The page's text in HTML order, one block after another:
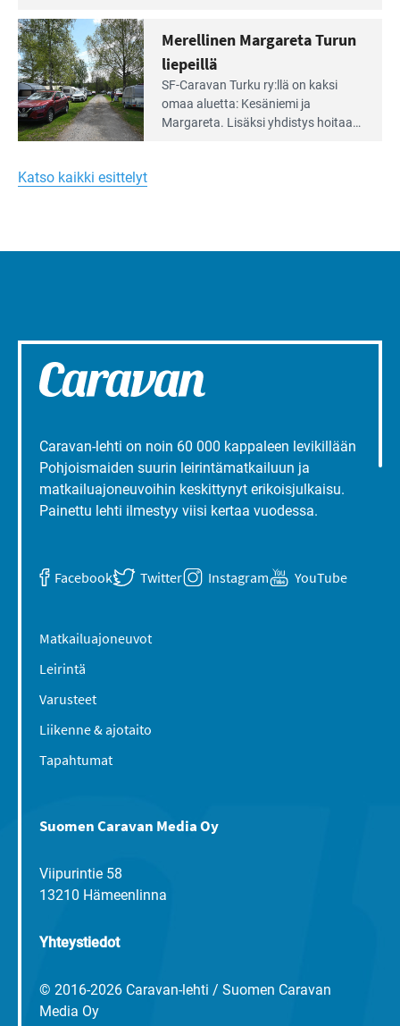
huomioivaa
yhteisöllisyyttä
kymmenen paikkaa ilman sähköä.
Lue
Leirintäoppaan
artikkeli:
Merellinen
Turun
liepeillä
Merellinen Margareta Turun
liepeillä
SF-Caravan Turku ry:llä on kaksi
omaa aluet­ta: Kesäniemi ja
Margareta. Lisäksi yhdis­tys hoitaa
Katso kaikki esittelyt
Caravan-lehti on noin 60 000 kappaleen levikillään
Pohjoismaiden suurin leirintämatkailuun ja
matkailuajoneuvoihin keskittynyt erikoisjulkaisu.
Painettu lehti ilmestyy viisi kertaa vuodessa.
Facebook Twitter Instagram YouTube
Matkailuajoneuvot
Leirintä
Varusteet
Liikenne & ajotaito
Tapahtumat
Suomen Caravan Media Oy
Viipurintie 58
13210 Hämeenlinna
Yhteystiedot
© 2016-2026 Caravan-lehti / Suomen Caravan
Media Oy